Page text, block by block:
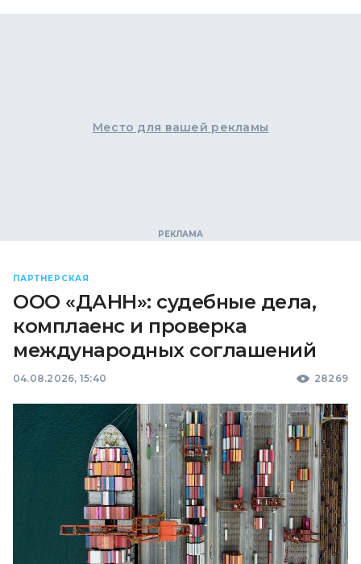
Место для вашей рекламы
ПАРТНЕРСКАЯ
ООО «ДАНН»: судебные дела,
комплаенс и проверка
международных соглашений
04.08.2026, 15:40 28269